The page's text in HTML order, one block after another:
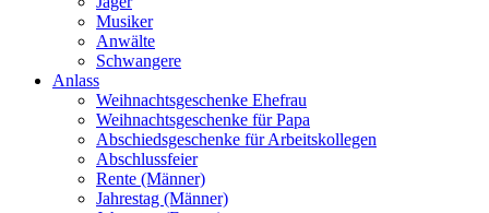
Musiker
Anwälte
Schwangere
Anlass
Weihnachtsgeschenke Ehefrau
Weihnachtsgeschenke für Papa
Abschiedsgeschenke für Arbeitskollegen
Abschlussfeier
Rente (Männer)
Jahrestag (Männer)